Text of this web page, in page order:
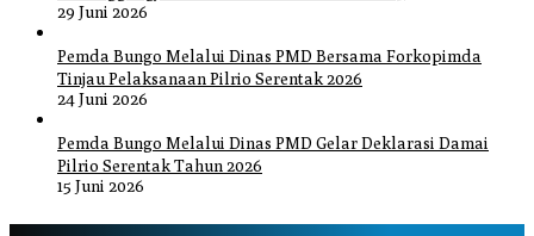
29 Juni 2026
Pemda Bungo Melalui Dinas PMD Bersama Forkopimda
Tinjau Pelaksanaan Pilrio Serentak 2026
24 Juni 2026
Pemda Bungo Melalui Dinas PMD Gelar Deklarasi Damai
Pilrio Serentak Tahun 2026
15 Juni 2026